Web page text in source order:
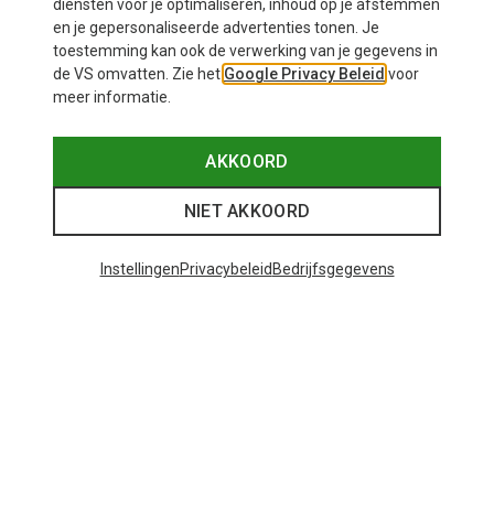
€ 169,95
diensten voor je optimaliseren, inhoud op je afstemmen
en je gepersonaliseerde advertenties tonen. Je
toestemming kan ook de verwerking van je gegevens in
de VS omvatten. Zie het Google Privacy Beleid voor
meer informatie.
AKKOORD
NIET AKKOORD
InstellingenPrivacybeleid Bedrijfsgegevens